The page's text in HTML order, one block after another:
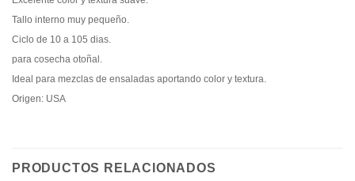
Tallo interno muy pequeño.
Ciclo de 10 a 105 dias.
para cosecha otoñal.
Ideal para mezclas de ensaladas aportando color y textura.
Origen: USA
PRODUCTOS RELACIONADOS